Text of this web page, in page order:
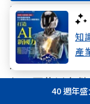
知
產
防禦，而應提
務安排，也應
以及可提供支
及早展開，不
擊，更能避免
連鎖影響，提
40 週年